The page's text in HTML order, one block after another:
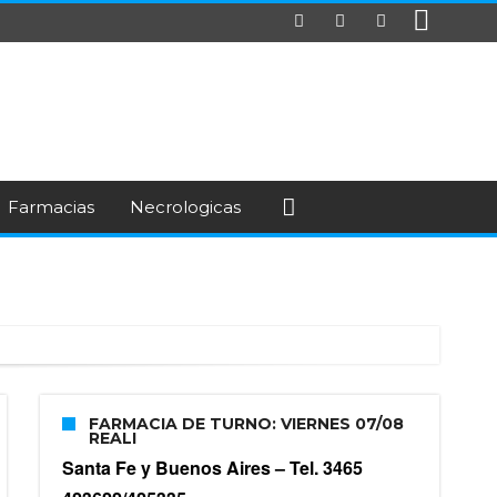
Farmacias Necrologicas
FARMACIA DE TURNO: VIERNES 07/08
REALI
Santa Fe y Buenos Aires –Tel. 3465